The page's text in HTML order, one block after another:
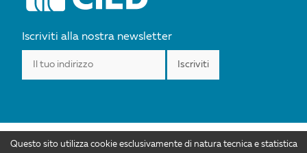
Iscriviti alla nostra newsletter
Questo sito utilizza cookie esclusivamente di natura tecnica e statistica